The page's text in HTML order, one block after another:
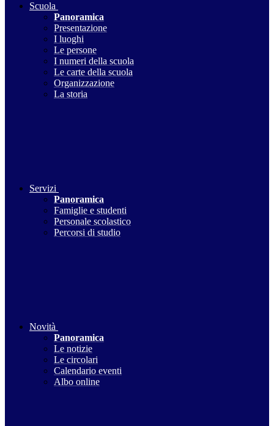
Scuola
Panoramica
Presentazione
I luoghi
Le persone
I numeri della scuola
Le carte della scuola
Organizzazione
La storia
Servizi
Panoramica
Famiglie e studenti
Personale scolastico
Percorsi di studio
Novità
Panoramica
Le notizie
Le circolari
Calendario eventi
Albo online